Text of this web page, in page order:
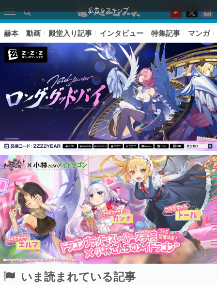
広告をスキップ
ピックアップ
電ファミのいま読まれている記事ランキング
アプリセール情報
インタビュー
連載・特集一覧
殿堂入り記事
SNS拡散数が数千以上！ ページビュー数万以上！ などな
赫本 動画 殿堂入り記事 インタビュー 特集記事 マンガ
いま読まれている記事